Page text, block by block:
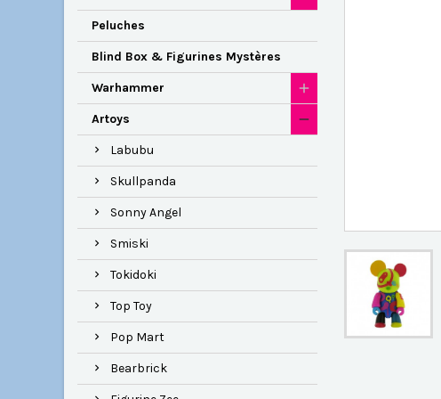
Peluches
Blind Box & Figurines Mystères
Warhammer
Artoys
Labubu
Skullpanda
Sonny Angel
Smiski
Tokidoki
Top Toy
Pop Mart
Bearbrick